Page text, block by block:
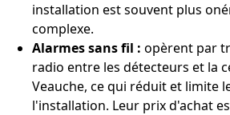
installation est souvent plus
complexe.
Alarmes sans fil : opèrent par
radio entre les détecteurs et la
Veauche, ce qui réduit et limite
l'installation. Leur prix d'achat